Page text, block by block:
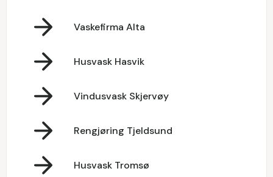
Vaskefirma Alta
Husvask Hasvik
Vindusvask Skjervøy
Rengjøring Tjeldsund
Husvask Tromsø